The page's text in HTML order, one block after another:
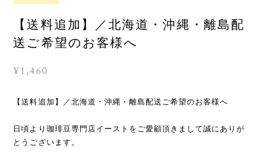
【送料追加】／北海道・沖縄・離島配
送ご希望のお客様へ
¥1,460
【送料追加】／北海道・沖縄・離島配送ご希望のお客様へ
日頃より珈琲豆専門店イーストをご愛顧頂きまして誠にありが
とうございます。